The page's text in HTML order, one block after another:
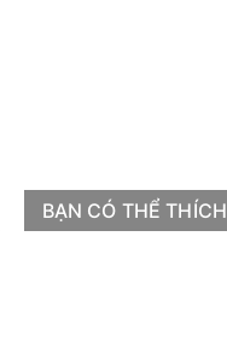
BẠN CÓ THỂ THÍCH